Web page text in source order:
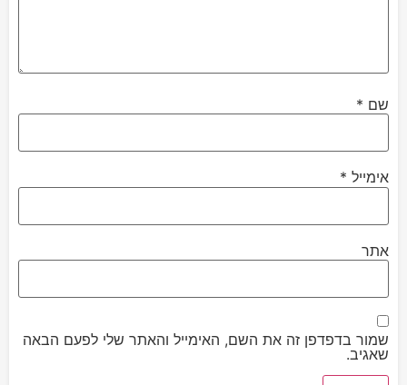
שם *
אימייל *
אתר
שמור בדפדפן זה את השם, האימייל והאתר שלי לפעם הבאה
שאגיב.